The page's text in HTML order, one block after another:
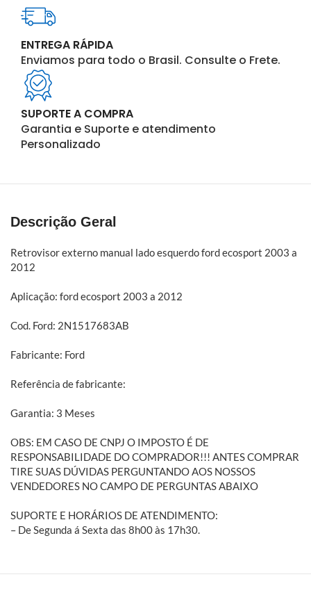
ENTREGA RÁPIDA
Enviamos para todo o Brasil. Consulte o Frete.
SUPORTE A COMPRA
Garantia e Suporte e atendimento
Personalizado
Descrição Geral
Retrovisor externo manual lado esquerdo ford ecosport 2003 a
2012
Aplicação: ford ecosport 2003 a 2012
Cod. Ford: 2N1517683AB
Fabricante: Ford
Referência de fabricante:
Garantia: 3 Meses
OBS: EM CASO DE CNPJ O IMPOSTO É DE
RESPONSABILIDADE DO COMPRADOR!!! ANTES COMPRAR
TIRE SUAS DÚVIDAS PERGUNTANDO AOS NOSSOS
VENDEDORES NO CAMPO DE PERGUNTAS ABAIXO
SUPORTE E HORÁRIOS DE ATENDIMENTO:
– De Segunda á Sexta das 8h00 às 17h30.
Há mais de vinte anos atrás nascia a BH Fort. A proposta era